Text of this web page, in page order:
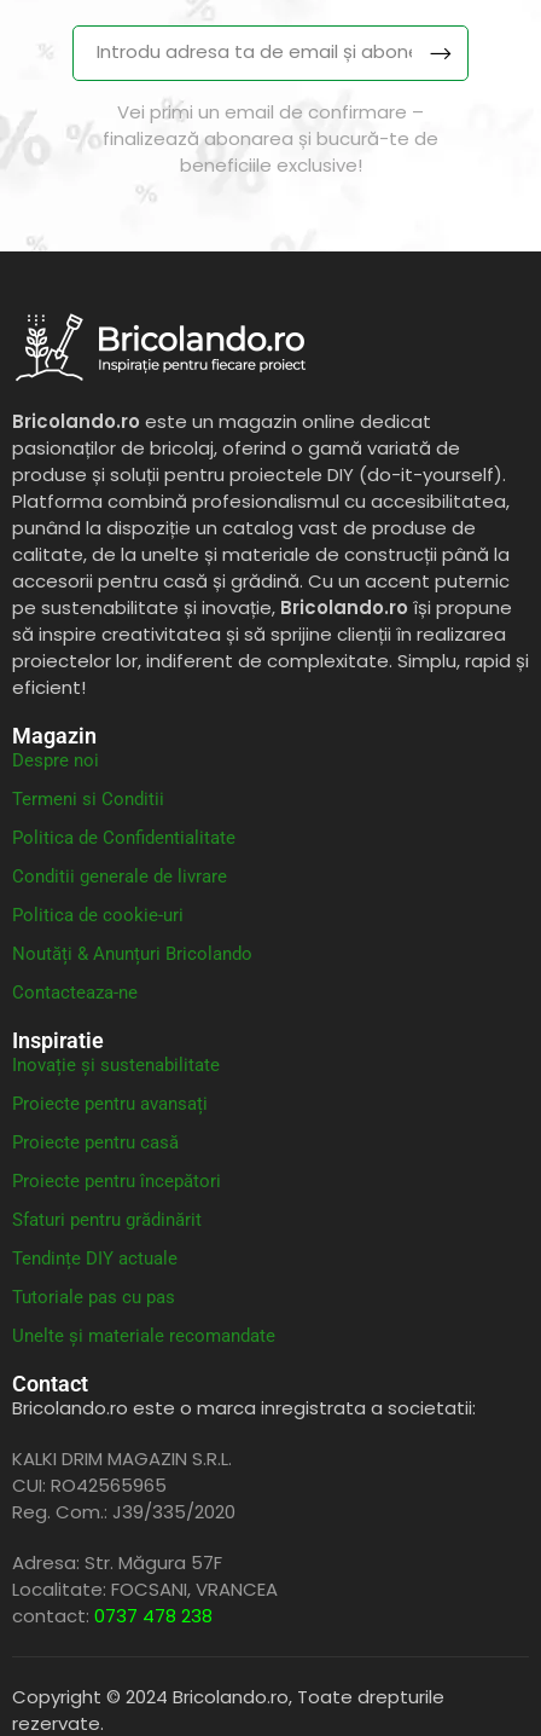
Vei primi un email de confirmare –
finalizează abonarea și bucură-te de
beneficiile exclusive!
Bricolando.ro este un magazin online dedicat
pasionaților de bricolaj, oferind o gamă variată de
produse și soluții pentru proiectele DIY (do-it-yourself).
Platforma combină profesionalismul cu accesibilitatea,
punând la dispoziție un catalog vast de produse de
calitate, de la unelte și materiale de construcții până la
accesorii pentru casă și grădină. Cu un accent puternic
pe sustenabilitate și inovație, Bricolando.ro își propune
să inspire creativitatea și să sprijine clienții în realizarea
proiectelor lor, indiferent de complexitate. Simplu, rapid și
eficient!
Magazin
Despre noi
Termeni si Conditii
Politica de Confidentialitate
Conditii generale de livrare
Politica de cookie-uri
Noutăți & Anunțuri Bricolando
Contacteaza-ne
Inspiratie
Inovație și sustenabilitate
Proiecte pentru avansați
Proiecte pentru casă
Proiecte pentru începători
Sfaturi pentru grădinărit
Tendințe DIY actuale
Tutoriale pas cu pas
Unelte și materiale recomandate
Contact
Bricolando.ro este o marca inregistrata a societatii:
KALKI DRIM MAGAZIN S.R.L.
CUI: RO42565965
Reg. Com.: J39/335/2020
Adresa: Str. Măgura 57F
Localitate: FOCSANI,VRANCEA
contact: 0737 478 238
Copyright © 2024 Bricolando.ro, Toate drepturile
rezervate.